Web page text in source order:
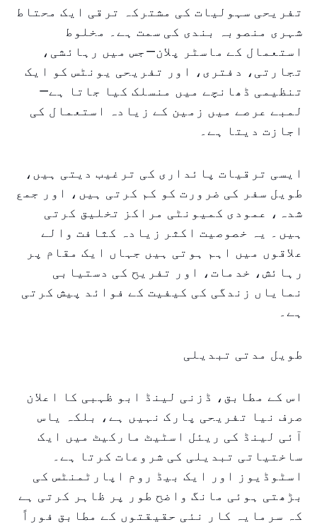
تفریحی سہولیات کی مشترکہ ترقی ایک محتاط
شہری منصوبہ بندی کی سمت ہے۔ مخلوط
استعمال کے ماسٹر پلان—جس میں رہائشی،
تجارتی، دفتری، اور تفریحی یونٹس کو ایک
تنظیمی ڈھانچے میں منسلک کیا جاتا ہے—
لمبے عرصے میں زمین کے زیادہ استعمال کی
اجازت دیتا ہے۔
ایسی ترقیات پائداری کی ترغیب دیتی ہیں،
طویل سفر کی ضرورت کو کم کرتی ہیں، اور جمع
شدہ، عمودی کمیونٹی مراکز تخلیق کرتی
ہیں۔ یہ خصوصیت اکثر زیادہ کثافت والے
علاقوں میں اہم ہوتی ہیں جہاں ایک مقام پر
رہائش، خدمات، اور تفریح کی دستیابی
نمایاں زندگی کی کیفیت کے فوائد پیش کرتی
ہے۔
طویل مدتی تبدیلی
اس کے مطابق، ڈزنی لینڈ ابو ظہبی کا اعلان
صرف نیا تفریحی پارک نہیں ہے، بلکہ یاس
آئی لینڈ کی ریئل اسٹیٹ مارکیٹ میں ایک
ساختیاتی تبدیلی کی شروعات کرتا ہے۔
اسٹوڈیوز اور ایک بیڈ روم اپارٹمنٹس کی
بڑھتی ہوئی مانگ واضح طور پر ظاہر کرتی ہے
کہ سرمایہ کار نئی حقیقتوں کے مطابق فوراً